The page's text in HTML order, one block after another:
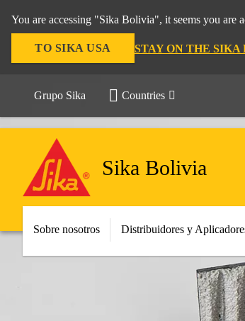
You are accessing "Sika Bolivia", it seems you are
TO SIKA USA STAY ON THE
Grupo Sika Countries
Sika Bolivia
Sobre nosotros Distribuidores y